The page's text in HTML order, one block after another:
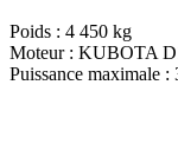
Poids : 4 450 kg
Moteur : KUBOTA
Puissance maximale